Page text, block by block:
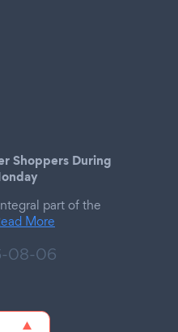
Shoppers During
part of the
More
08-06